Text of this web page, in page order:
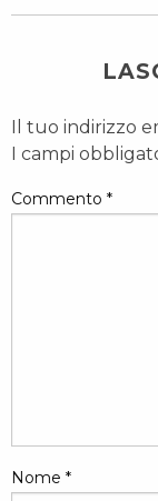
Il tuo indirizzo
I campi
Commento *
Nome *